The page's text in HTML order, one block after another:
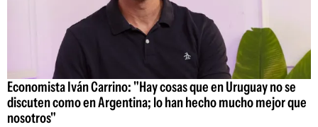
Economista Iván Carrino: "Hay cosas que en Uruguay no se
discuten como en Argentina; lo han hecho mucho mejor que
nosotros"